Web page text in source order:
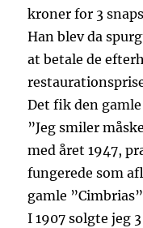
kroner for 3
Han blev da
at betale de
Det fik den
”Jeg smiler
med året 1947,
fungerede som
gamle
I 1907 solgte jeg